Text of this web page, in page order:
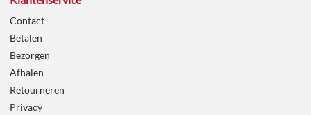
Contact
Betalen
Bezorgen
Afhalen
Retourneren
Privacy